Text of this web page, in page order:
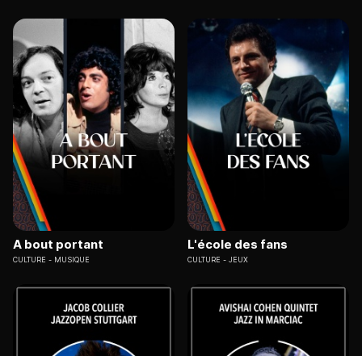
A bout portant
CULTURE MUSIQUE
L'école des fans
CULTURE JEUX